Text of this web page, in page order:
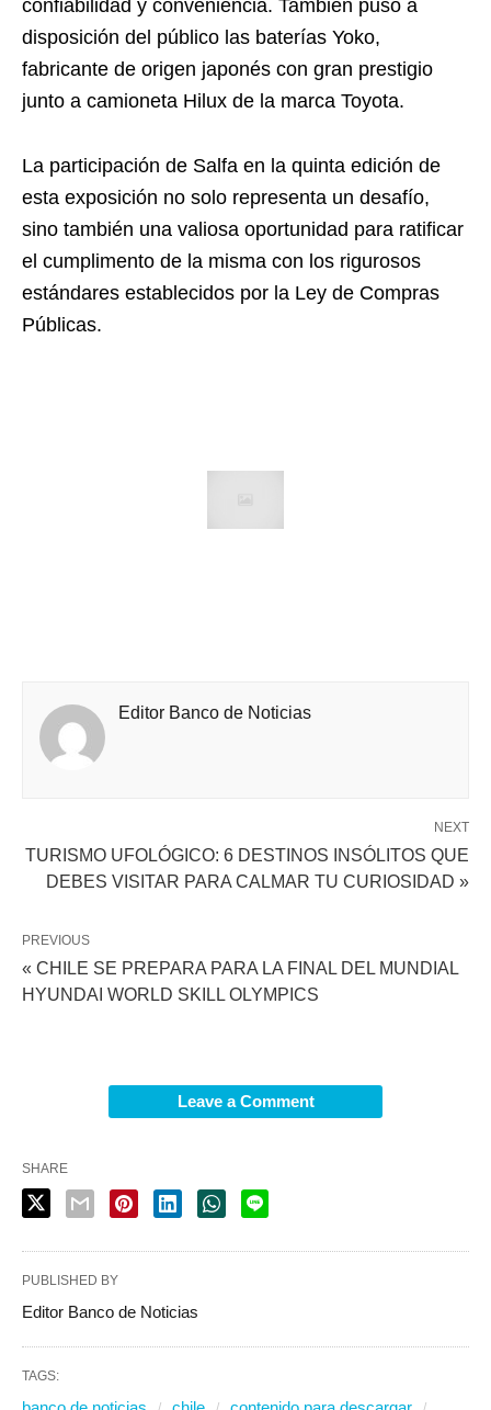
confiabilidad y conveniencia. También puso a
disposición del público las baterías Yoko,
fabricante de origen japonés con gran prestigio
junto a camioneta Hilux de la marca Toyota.
La participación de Salfa en la quinta edición de
esta exposición no solo representa un desafío,
sino también una valiosa oportunidad para ratificar
el cumplimento de la misma con los rigurosos
estándares establecidos por la Ley de Compras
Públicas.
Editor Banco de Noticias
NEXT
TURISMO UFOLÓGICO: 6 DESTINOS INSÓLITOS QUE
DEBES VISITAR PARA CALMAR TU CURIOSIDAD »
PREVIOUS
« CHILE SE PREPARA PARA LA FINAL DEL MUNDIAL
HYUNDAI WORLD SKILL OLYMPICS
Leave a Comment
SHARE
PUBLISHED BY
Editor Banco de Noticias
TAGS: